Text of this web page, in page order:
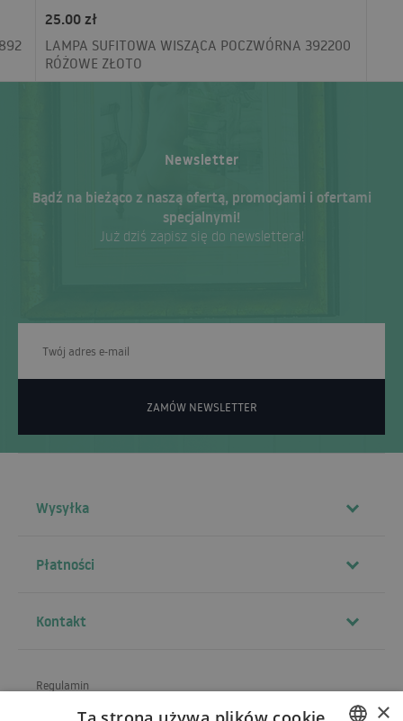
25.00 zł
LAMPA SUFITOWA WISZĄCA POCZWÓRNA 392200
RÓŻOWE ZŁOTO
Newsletter
Bądź na bieżąco z naszą ofertą, promocjami i ofertami
specjalnymi!
Już dziś zapisz się do newslettera!
ZAMÓW NEWSLETTER
Wysyłka
Płatności
Kontakt
Regulamin
×